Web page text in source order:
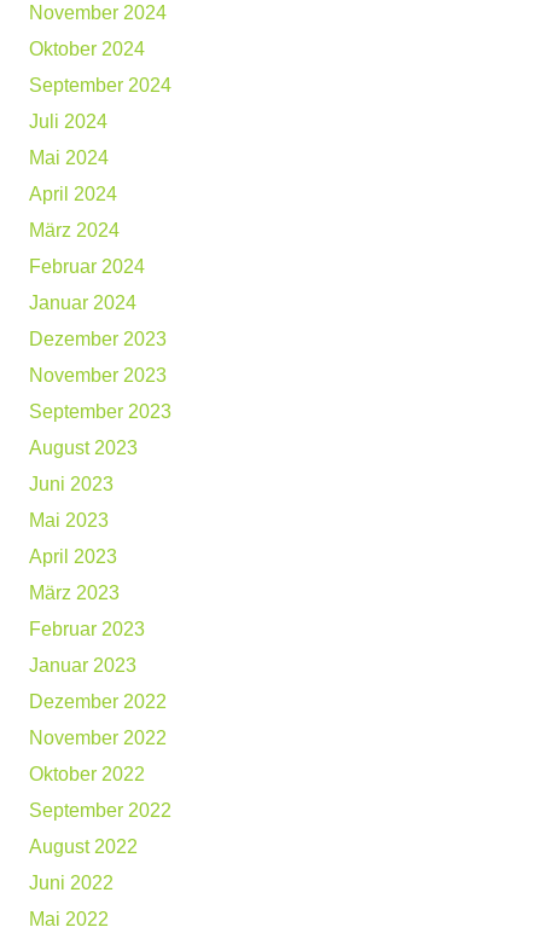
November 2024
Oktober 2024
September 2024
Juli 2024
Mai 2024
April 2024
März 2024
Februar 2024
Januar 2024
Dezember 2023
November 2023
September 2023
August 2023
Juni 2023
Mai 2023
April 2023
März 2023
Februar 2023
Januar 2023
Dezember 2022
November 2022
Oktober 2022
September 2022
August 2022
Juni 2022
Mai 2022